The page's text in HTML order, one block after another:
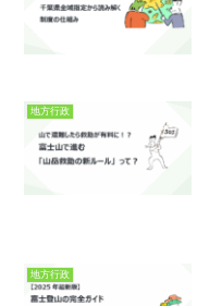
地方行政
地方行政